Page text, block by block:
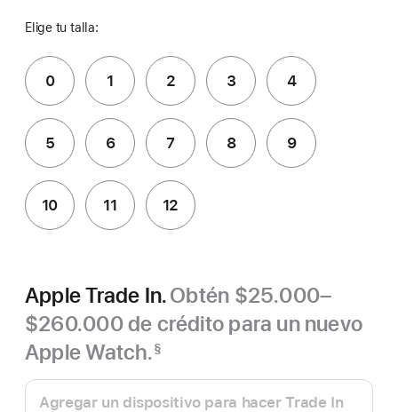
Elige tu talla:
0 1 2 3 4
5 6 7 8 9
10 11 12
Apple Trade In.Obtén $25.000–
$260.000 de crédito para un nuevo
Apple Watch.
Nota
a
§
Apple
Trade
Agregar un dispositivo para hacer Trade In